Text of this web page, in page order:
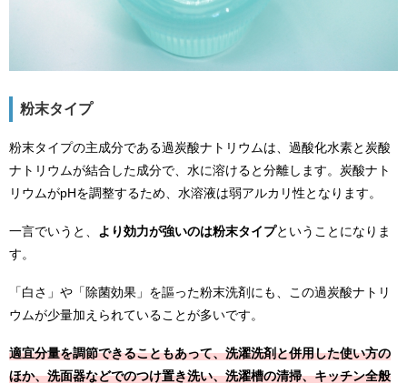
粉末タイプ
粉末タイプの主成分である過炭酸ナトリウムは、過酸化水素と炭酸
ナトリウムが結合した成分で、水に溶けると分離します。炭酸ナト
リウムがpHを調整するため、水溶液は弱アルカリ性となります。
一言でいうと、 より効力が強いのは粉末タイプということになりま
す。
「白さ」や「除菌効果」を謳った粉末洗剤にも、この過炭酸ナトリ
ウムが少量加えられていることが多いです。
適宜分量を調節できることもあって、洗濯洗剤と併用した使い方の
ほか、洗面器などでのつけ置き洗い、洗濯槽の清掃、キッチン全般